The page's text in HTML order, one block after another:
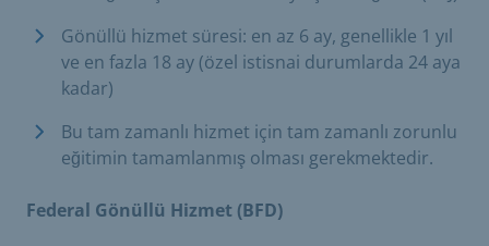
Gönüllü hizmet süresi: en az 6 ay, genellikle 1 yıl
ve en fazla 18 ay (özel istisnai durumlarda 24 aya
kadar)
Bu tam zamanlı hizmet için tam zamanlı zorunlu
eğitimin tamamlanmış olması gerekmektedir.
Federal Gönüllü Hizmet (BFD)